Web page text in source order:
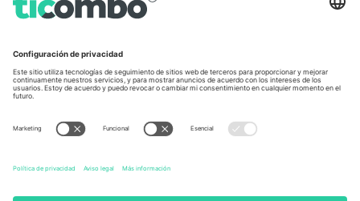
Germany
Berlin, Germany
United States
131 Continental Dr, Suite 305,
Newark, Delaware 19713, United
Dorfstrasse 52a, 6390
Engelberg, Switzerland